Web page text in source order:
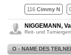
116 Cimmy N
NIGGEMANN,
Reit- und
O - NAME DES